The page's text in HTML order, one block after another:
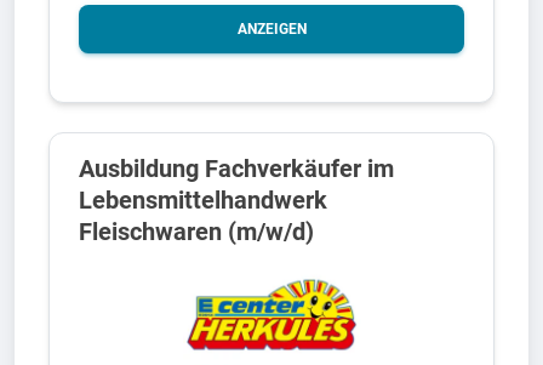
ANZEIGEN
Ausbildung Fachverkäufer im
Lebensmittelhandwerk
Fleischwaren (m/w/d)